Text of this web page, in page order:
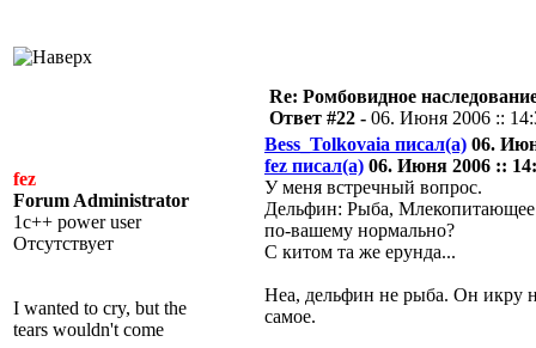
fez
Forum Administrator
1c++ power user
Отсутствует
I wanted to cry, but the
tears wouldn't come
Re: Ромбовидное
Ответ #22 - 06. Июня 2006 ::
Bess_Tolkovaia писал(а) 06.
fez писал(а) 06. Июня 2006 ::
У меня встречный вопрос.
Дельфин: Рыба, Млекопитающее
по-вашему нормально?
С китом та же ерунда...
Неа, дельфин не рыба. Он икру
самое.